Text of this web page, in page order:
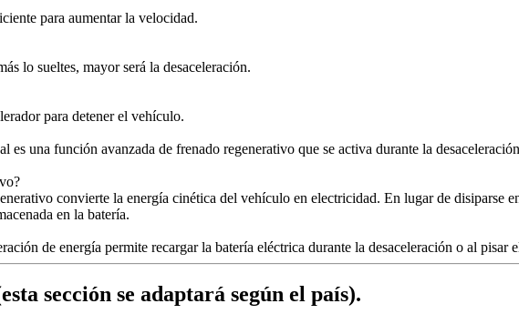
para aumentar la velocidad.
lo sueltes, mayor será la desaceleración.
para detener el vehículo.
es una función avanzada de frenado regenerativo que se activa durante la
convierte la energía cinética del vehículo en electricidad. En lugar de disiparse
en la batería.
de energía permite recargar la batería eléctrica durante la desaceleración o al
sección se adaptará según el país).